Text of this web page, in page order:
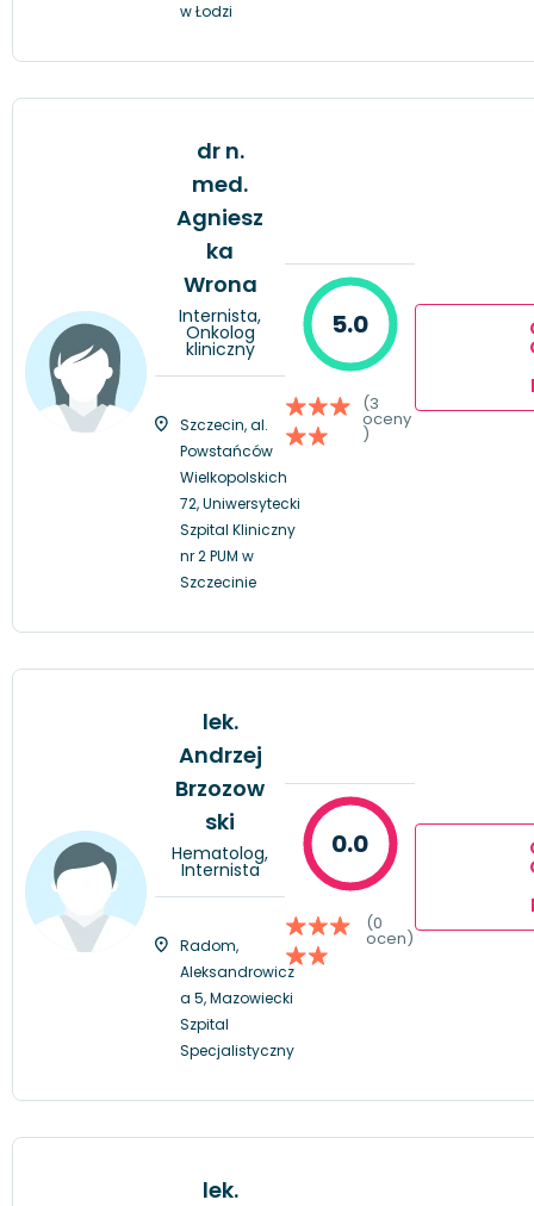
w Łodzi
dr n.
med.
Agniesz
ka
Wrona
Internista,
Onkolog
kliniczny
Szczecin, al.
Powstańców
Wielkopolskich
72, Uniwersytecki
Szpital Kliniczny
nr 2 PUM w
Szczecinie
5.0
(3
oceny
)
lek.
Andrzej
Brzozow
ski
Hematolog,
Internista
Radom,
Aleksandrowicz
a 5, Mazowiecki
Szpital
Specjalistyczny
0.0
(0
ocen)
lek.